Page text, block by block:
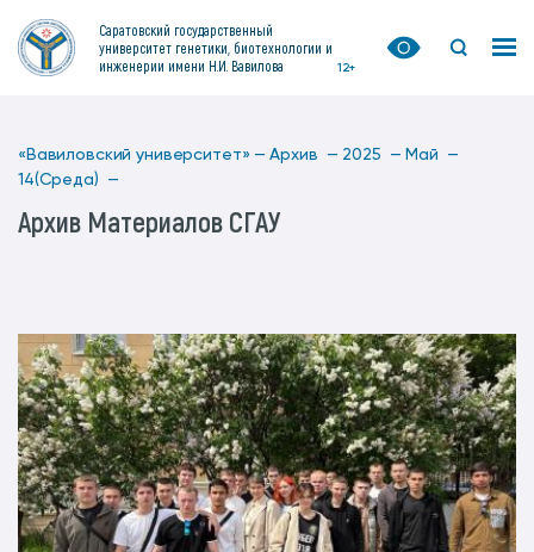
Саратовский государственный
университет генетики, биотехнологии и
инженерии имени Н.И. Вавилова
12+
«Вавиловский университет» — Архив — 2025 — Май —
14(Среда) —
Архив Материалов СГАУ